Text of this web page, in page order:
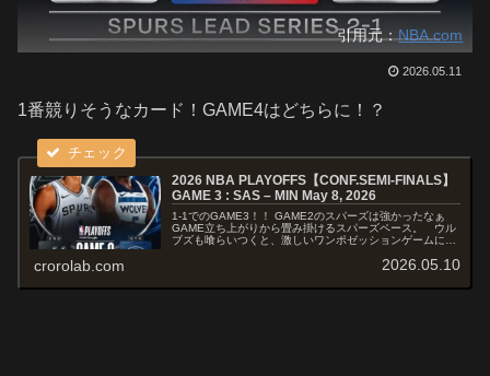
引用元：NBA.com
2026.05.11
1番競りそうなカード！GAME4はどちらに！？
2026 NBA PLAYOFFS【CONF.SEMI-FINALS】
GAME 3 : SAS – MIN May 8, 2026
1-1でのGAME3！！ GAME2のスパーズは強かったなぁ
GAME立ち上がりから畳み掛けるスパーズペース。 ウル
ブズも喰らいつくと、激しいワンポゼッションゲームに！
crorolab.com 2026.05.10